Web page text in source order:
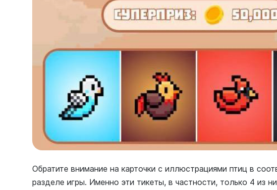
Обратите внимание на карточки с иллюстрациями птиц в
разделе игры. Именно эти тикеты, в частности, только 4 из